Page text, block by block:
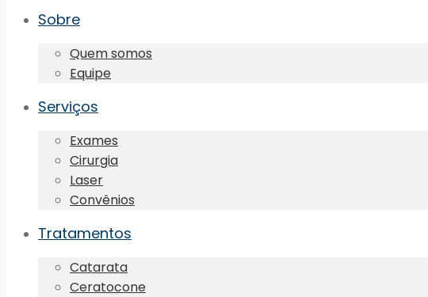
Sobre
Quem somos
Equipe
Serviços
Exames
Cirurgia
Laser
Convênios
Tratamentos
Catarata
Ceratocone